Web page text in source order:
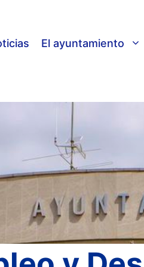
El ayuntamiento